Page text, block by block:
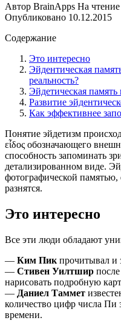
Автор BrainApps На чтение
Опубликовано 10.12.2015
Содержание
Это интересно
Эйдентическая
реальность?
Эйдетическая
Развитие
Как эффективнее
Понятие эйдетизм
εἶδος обозначающего
способность запоминать
детализированном виде.
фотографической
разнятся.
Это интересно
Все эти люди обладают
— Ким Пик прочитывал и
— Стивен Уилтшир
нарисовать подробную
— Даниел Таммет
количество цифр числа Пи
времени.